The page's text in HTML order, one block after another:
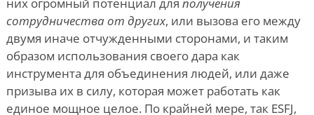
сотрудничества от других, или вызова его между
двумя иначе отчужденными сторонами, и таким
образом использования своего дара как
инструмента для объединения людей, или даже
призыва их в силу, которая может работать как
единое мощное целое. По крайней мере, так ESFJ,